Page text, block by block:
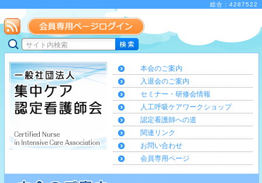
総合：4287522
本会のご案内
入退会のご案内
セミナー・研修会情報
人工呼吸ケアワークショップ
認定看護師への道
関連リンク
お問い合わせ
会員専用ページ